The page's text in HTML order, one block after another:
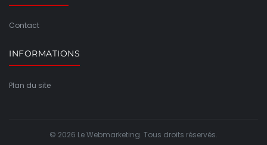
Contact
INFORMATIONS
Plan du site
© 2026 Le Webmarketing. Tous droits réservés.